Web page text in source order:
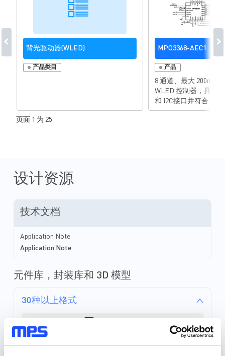
背光驱动器(WLED)
产品类目
MPQ3368-AEC1
产品
8 通道、最大 200mA/
WLED 控制器，具有
和 I2C接口并符合
页面 1 为 25
设计资源
技术文档
Application Note
Application Note
元件库，封装库和 3D 模型
30种以上格式